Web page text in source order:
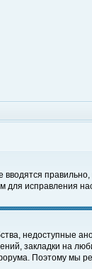
для исправления
недоступные
закладки на
Поэтому мы